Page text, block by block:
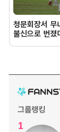
청문회장서 무
불신으로 번졌
그룹랭킹
1